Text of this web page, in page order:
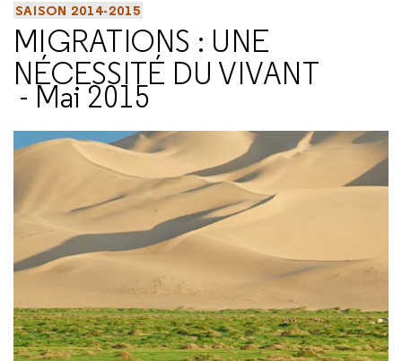
SAISON 2014-2015
MIGRATIONS : UNE
NÉCESSITÉ DU VIVANT
- Mai 2015